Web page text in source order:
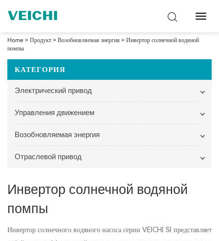
Home > Продукт > Возобновляемая энергия > Инвертор солнечной водяной
помпы
КАТЕГОРИЯ
Электрический привод
Управления движением
Возобновляемая энергия
Отраслевой привод
Инвертор солнечной водяной
помпы
Инвертор солнечного водяного насоса серии VEICHI SI представляет